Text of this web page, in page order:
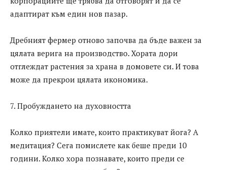
адаптират към един нов пазар.
Дребният фермер отново започва да бъде важен за
цялата верига на производство. Хората дори
отглеждат растения за храна в домовете си. И това
може да прекрои цялата икономика.
7. Пробуждането на духовността
Колко приятели имате, които практикуват йога? А
медитация? Сега помислете как беше преди 10
години. Колко хора познавате, които преди се